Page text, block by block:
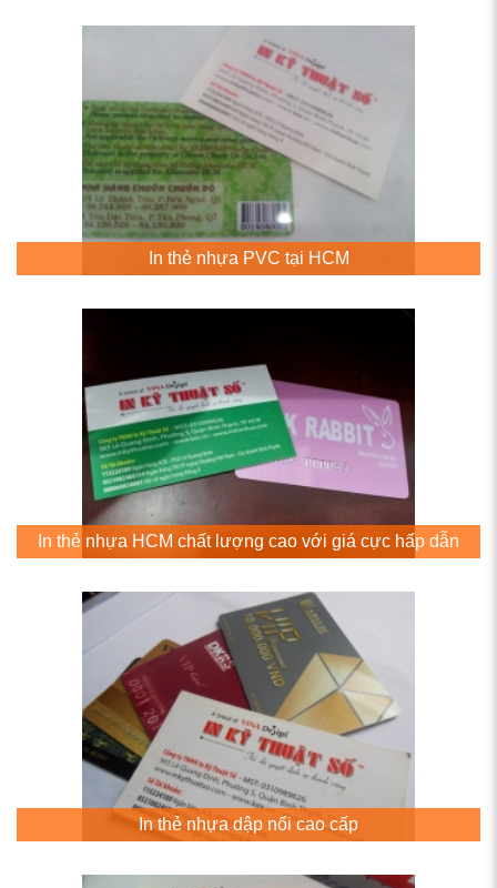
In thẻ nhựa PVC tại HCM
In thẻ nhựa HCM chất lượng cao với giá cực hấp dẫn
In thẻ nhựa dập nổi cao cấp